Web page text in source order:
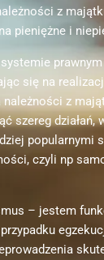
z
pieniężne i
się na
z
szereg działań,
popularnymi
czyli np
– jestem